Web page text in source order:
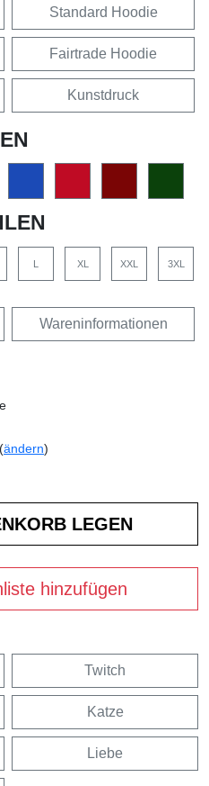
Standard Hoodie
Fairtrade Hoodie
Kunstdruck
XL XXL 3XL
Wareninformationen
ändern)
hinzufügen
Twitch
Katze
Liebe